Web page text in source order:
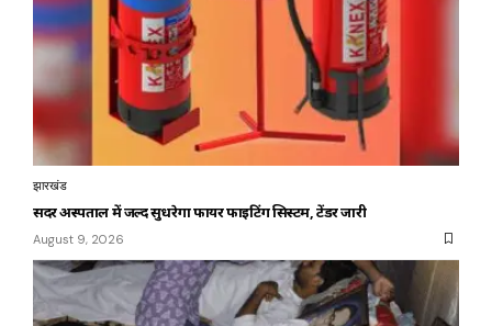
झारखंड
सदर अस्पताल में जल्द सुधरेगा फायर फाइटिंग सिस्टम, टेंडर जारी
August 9, 2026